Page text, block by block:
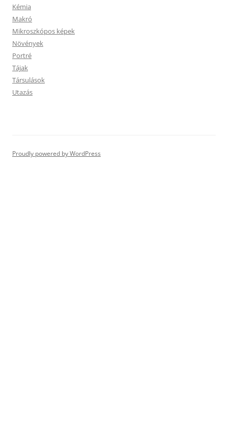
Kémia
Makró
Mikroszkópos képek
Növények
Portré
Tájak
Társulások
Utazás
Proudly powered by WordPress